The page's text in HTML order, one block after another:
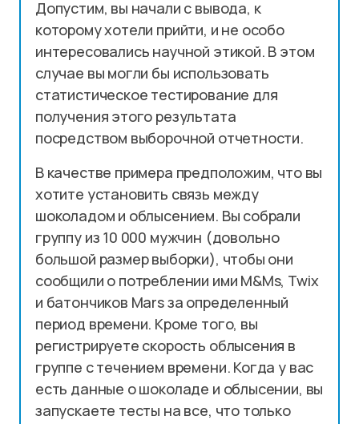
Допустим, вы начали с вывода, к
которому хотели прийти, и не особо
интересовались научной этикой. В этом
случае вы могли бы использовать
статистическое тестирование для
получения этого результата
посредством выборочной отчетности.
В качестве примера предположим, что вы
хотите установить связь между
шоколадом и облысением. Вы собрали
группу из 10 000 мужчин (довольно
большой размер выборки), чтобы они
сообщили о потреблении ими M&Ms, Twix
и батончиков Mars за определенный
период времени. Кроме того, вы
регистрируете скорость облысения в
группе с течением времени. Когда у вас
есть данные о шоколаде и облысении, вы
запускаете тесты на все, что только